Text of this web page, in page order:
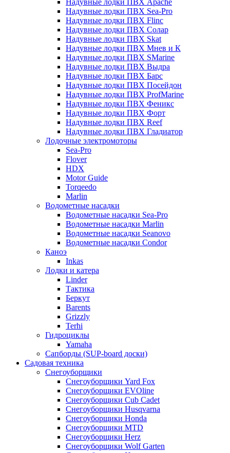
Надувные лодки ПВХ Apache
Надувные лодки ПВХ Sea-Pro
Надувные лодки ПВХ Flinc
Надувные лодки ПВХ Солар
Надувные лодки ПВХ Skat
Надувные лодки ПВХ Мнев и К
Надувные лодки ПВХ SMarine
Надувные лодки ПВХ Выдра
Надувные лодки ПВХ Барс
Надувные лодки ПВХ Посейдон
Надувные лодки ПВХ ProfMarine
Надувные лодки ПВХ Феникс
Надувные лодки ПВХ Форт
Надувные лодки ПВХ Reef
Надувные лодки ПВХ Гладиатор
Лодочные электромоторы
Sea-Pro
Flover
HDX
Motor Guide
Torqeedo
Marlin
Водометные насадки
Водометные насадки Sea-Pro
Водометные насадки Marlin
Водометные насадки Seanovo
Водометные насадки Condor
Каноэ
Inkas
Лодки и катера
Linder
Тактика
Беркут
Barents
Grizzly
Terhi
Гидроциклы
Yamaha
Сапборды (SUP-board доски)
Садовая техника
Снегоуборщики
Снегоуборщики Yard Fox
Снегоуборщики EVOline
Снегоуборщики Cub Cadet
Снегоуборщики Husqvarna
Снегоуборщики Honda
Снегоуборщики MTD
Снегоуборщики Herz
Снегоуборщики Wolf Garten